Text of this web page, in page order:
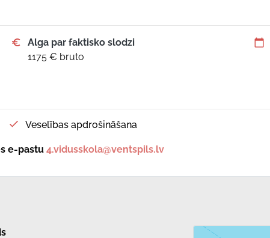
Alga par faktisko slodzi
1175 € bruto
Veselības apdrošināšana
e-pastu 4.vidusskola@ventspils.lv